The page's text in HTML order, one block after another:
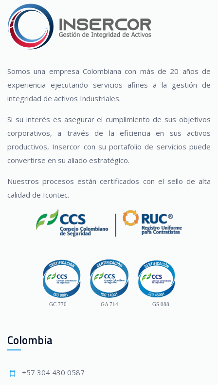
Somos una empresa Colombiana con más de 20 años de
experiencia ejecutando servicios afines a la gestión de
integridad de activos Industriales.
Si su interés es asegurar el cumplimiento de sus objetivos
corporativos, a través de la eficiencia en sus activos
productivos, Insercor con su portafolio de servicios puede
convertirse en su aliado estratégico.
Nuestros procesos están certificados con el sello de alta
calidad de Icontec.
GC 770 GA 714 GS 088
Colombia
+57 304 430 0587